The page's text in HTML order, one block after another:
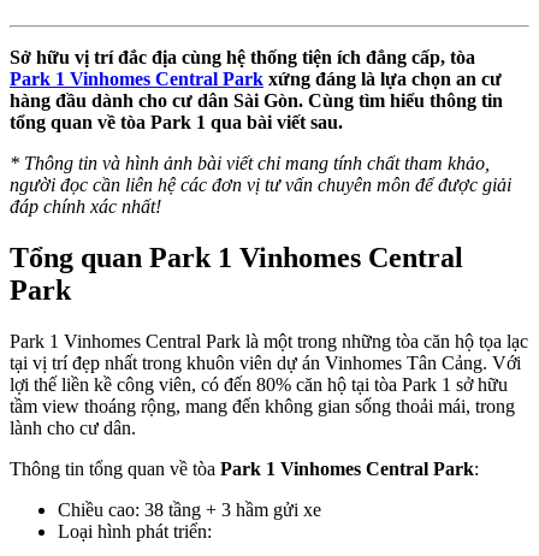
Sở hữu vị trí đắc địa cùng hệ thống tiện ích đẳng cấp, tòa
Park 1 Vinhomes Central Park xứng đáng là lựa chọn an cư
hàng đầu dành cho cư dân Sài Gòn. Cùng tìm hiểu thông tin
tổng quan về tòa Park 1 qua bài viết sau.
* Thông tin và hình ảnh bài viết chỉ mang tính chất tham khảo,
người đọc cần liên hệ các đơn vị tư vấn chuyên môn để được giải
đáp chính xác nhất!
Tổng quan Park 1 Vinhomes Central
Park
Park 1 Vinhomes Central Park là một trong những tòa căn hộ tọa lạc
tại vị trí đẹp nhất trong khuôn viên dự án Vinhomes Tân Cảng. Với
lợi thế liền kề công viên, có đến 80% căn hộ tại tòa Park 1 sở hữu
tầm view thoáng rộng, mang đến không gian sống thoải mái, trong
lành cho cư dân.
Thông tin tổng quan về tòa Park 1 Vinhomes Central Park:
Chiều cao: 38 tầng + 3 hầm gửi xe
Loại hình phát triển: